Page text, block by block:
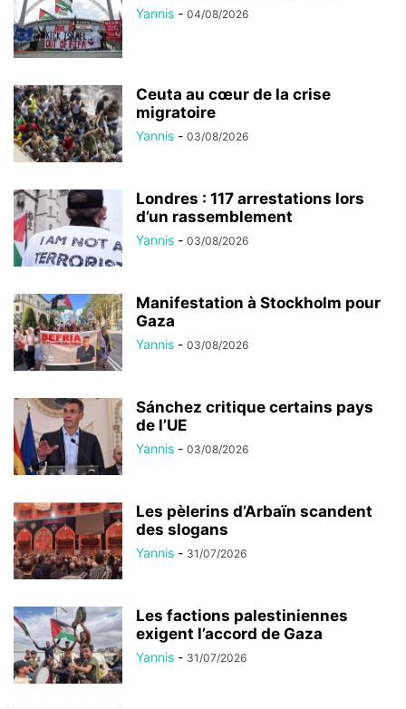
Yannis - 04/08/2026
Ceuta au cœur de la crise
migratoire
Yannis - 03/08/2026
Londres : 117 arrestations lors
d’un rassemblement
Yannis - 03/08/2026
Manifestation à Stockholm pour
Gaza
Yannis - 03/08/2026
Sánchez critique certains pays
de l’UE
Yannis - 03/08/2026
Les pèlerins d’Arbaïn scandent
des slogans
Yannis - 31/07/2026
Les factions palestiniennes
exigent l’accord de Gaza
Yannis - 31/07/2026